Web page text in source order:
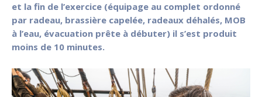
et la fin de l’exercice (équipage au complet ordonné
par radeau, brassière capelée, radeaux déhalés, MOB
à l’eau, évacuation prête à débuter) il s’est produit
moins de 10 minutes.